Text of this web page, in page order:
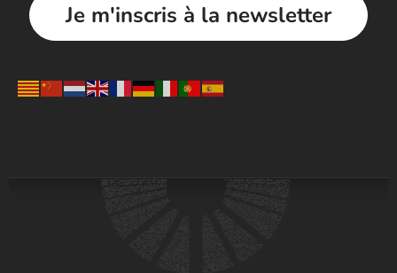
Je m'inscris à la newsletter